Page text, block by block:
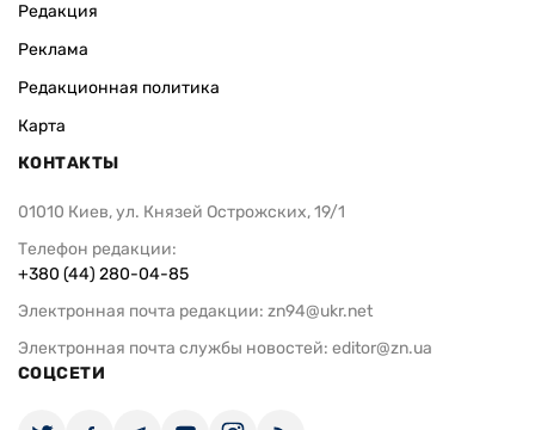
Редакция
Реклама
Редакционная политика
Карта
КОНТАКТЫ
01010 Киев, ул. Князей Острожских, 19/1
Телефон редакции:
+380 (44) 280-04-85
Электронная почта редакции: zn94@ukr.net
Электронная почта службы новостей: editor@zn.ua
СОЦСЕТИ